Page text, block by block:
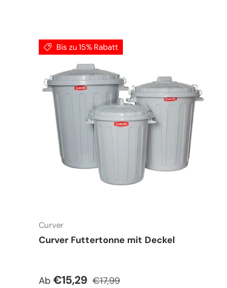
Bis zu 15% Rabatt
Curver
Curver Futtertonne mit Deckel
Verkaufspreis
Ab €15,29 Normaler Preis
€17,99